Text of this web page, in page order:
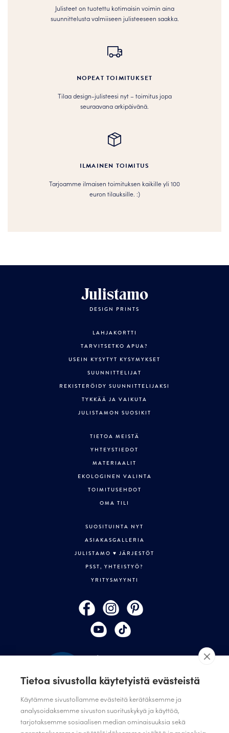
Julisteet on tuotettu kotimaisin voimin aina
suunnittelusta valmiiseen julisteeseen saakka.
NOPEAT TOIMITUKSET
Tilaa design-julisteesi nyt – toimitus jopa
seuraavana arkipäivänä.
ILMAINEN TOIMITUS
Tarjoamme ilmaisen toimituksen kaikille yli 100
euron tilauksille. :­­)
Julistamo
DESIGN PRINTS
LAHJAKORTTI
TARVITSETKO APUA?
USEIN KYSYTYT KYSYMYKSET
SUUNNITTELIJAT
REKISTERÖIDY SUUNNITTELIJAKSI
TYKKÄÄ JA VAIKUTA
JULISTAMON SUOSIKIT
TIETOA MEISTÄ
YHTEYSTIEDOT
MATERIAALIT
EKOLOGINEN VALINTA
TOIMITUSEHDOT
OMA TILI
SUOSITUINTA NYT
ASIAKASGALLERIA
JULISTAMO ♥ JÄRJESTÖT
PSST, YHTEISTYÖ?
YRITYSMYYNTI
TILAA JULISTAMON UUTISKIRJE
Tietoa sivustolla käytetyistä evästeistä
Käytämme sivustollamme evästeitä kerätäksemme ja
analysoidaksemme sivuston suorituskykyä ja käyttöä,
tarjotaksemme sosiaalisen median ominaisuuksia sekä